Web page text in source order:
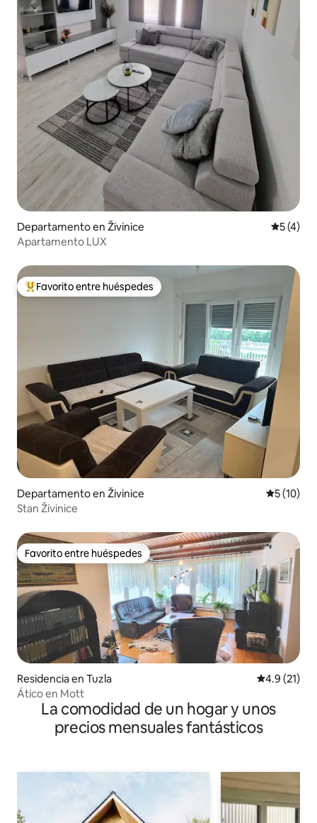
Departamento en Živinice
5 (4)
Apartamento LUX
De los mejores en Favorito entre huéspedes
Favorito entre huéspedes
Departamento en Živinice
5 (10)
Stan Živinice
Favorito entre huéspedes
Favorito entre huéspedes
Residencia en Tuzla Calificación
4.9 (21)
Ático en Mott
La comodidad de un hogar y unos
precios mensuales fantásticos